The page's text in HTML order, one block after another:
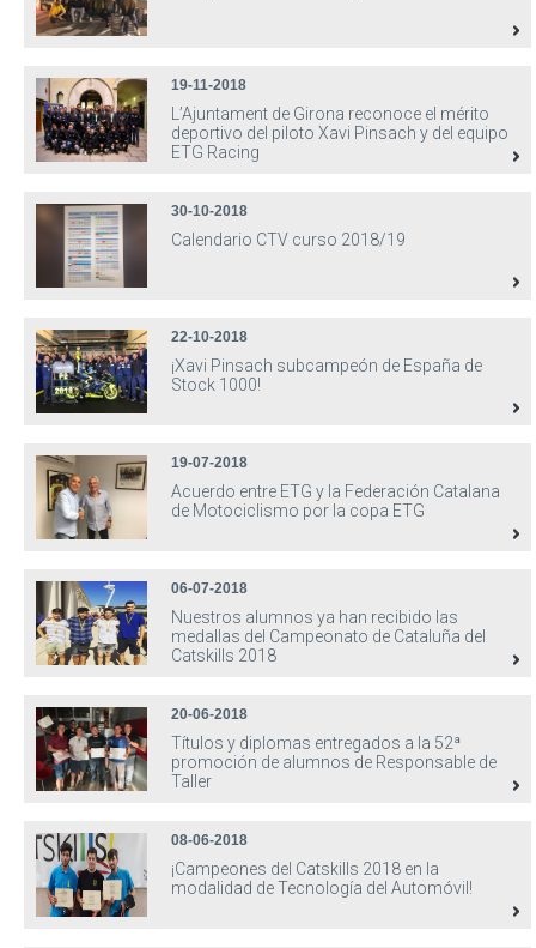
19-11-2018
L’Ajuntament de Girona reconoce el mérito
deportivo del piloto Xavi Pinsach y del equipo
ETG Racing
30-10-2018
Calendario CTV curso 2018/19
22-10-2018
¡Xavi Pinsach subcampeón de España de
Stock 1000!
19-07-2018
Acuerdo entre ETG y la Federación Catalana
de Motociclismo por la copa ETG
06-07-2018
Nuestros alumnos ya han recibido las
medallas del Campeonato de Cataluña del
Catskills 2018
20-06-2018
Títulos y diplomas entregados a la 52ª
promoción de alumnos de Responsable de
Taller
08-06-2018
¡Campeones del Catskills 2018 en la
modalidad de Tecnología del Automóvil!